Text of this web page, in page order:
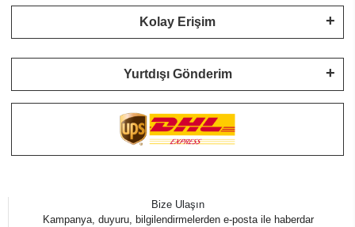
Kolay Erişim
Yurtdışı Gönderim
Bize Ulaşın
Kampanya, duyuru, bilgilendirmelerden e-posta ile haberdar